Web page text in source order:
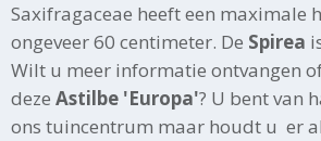
Saxifragaceae heeft een maximale
ongeveer 60 centimeter. De Spirea
Wilt u meer informatie ontvangen
deze Astilbe 'Europa'? U bent van
ons tuincentrum maar houdt u er